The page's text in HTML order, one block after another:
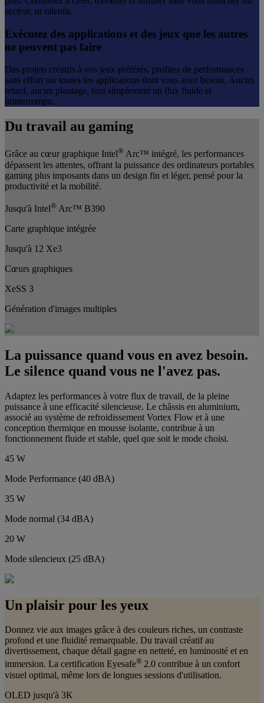
secteur, ni ralentir.
Exécutez des applications et des jeux que les autres
ne peuvent pas faire
Des projets créatifs à vos jeux préférés, profitez de performances
sans effort sur toutes les applications dont vous avez besoin. Aucun
retard, aucun plantage, tout simplement un flux fluide et
ininterrompu.
Du travail au gaming
Grâce au cœur graphique Intel® Arc™ intégré, les performances
dépassent les attentes, offrant la puissance des ordinateurs portables
gaming plus imposants dans un design fin et léger, pensé pour la
productivité et la mobilité.
Jusqu'à Intel® Arc™ B390
Carte graphique intégrée
Jusqu'à 12 Xe3
Cœurs graphiques
XeSS 3
Génération d'images multiples
La puissance quand vous en avez besoin.
Le silence quand vous ne l'avez pas.
Adaptez les performances à votre flux de travail, de la pleine
puissance à une efficacité silencieuse. Le châssis en aluminium,
associé au système de refroidissement Vortex Flow et à une
conception thermique en mousse isolante, contribue à un
fonctionnement fluide et stable, quel que soit le mode choisi.
45 W
Mode Performance (40 dBA)
35 W
Mode normal (34 dBA)
20 W
Mode silencieux (25 dBA)
Un plaisir pour les yeux
Donnez vie aux images grâce à des couleurs riches, un contraste
profond et une fluidité remarquable. Du travail créatif au
divertissement, chaque détail gagne en netteté, en luminosité et en
immersion. La certification Eyesafe® 2.0 contribue à un confort
visuel optimal, même lors de longues sessions d'utilisation.
OLED jusqu'à 3K